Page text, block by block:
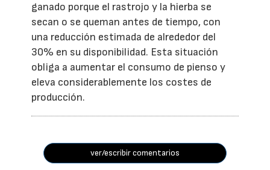
ganado porque el rastrojo y la hierba se
secan o se queman antes de tiempo, con
una reducción estimada de alrededor del
30% en su disponibilidad. Esta situación
obliga a aumentar el consumo de pienso y
eleva considerablemente los costes de
producción.
ver/escribir comentarios